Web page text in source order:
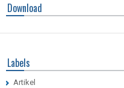
Download
Labels
Artikel